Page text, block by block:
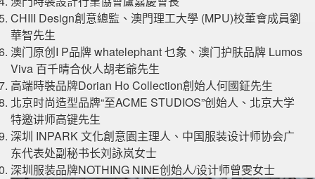
CHIII Design創意總監、澳門理工大學 (MPU)校董會成員劉
華智先生
澳门原创I P品牌 whatelephant 乜象、澳门护肤品牌 Lumos
Viva 百千晴合伙人胡老爺先生
高端時裝品牌Dorian Ho Collection創始人何國鉦先生
北京时尚造型品牌“至ACME STUDIOS”创始人、北京大学
特邀讲师高键先生
深圳 INPARK 文化創意園主理人、中国服装设计师协会广
东代表处副秘书长刘詠岚女士
深圳服装品牌NOTHING NINE创始人/设计师曾雯女士